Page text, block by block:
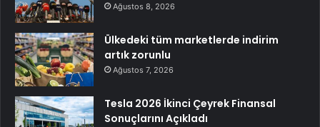
Ağustos 8, 2026
Ülkedeki tüm marketlerde indirim
artık zorunlu
Ağustos 7, 2026
Tesla 2026 İkinci Çeyrek Finansal
Sonuçlarını Açıkladı